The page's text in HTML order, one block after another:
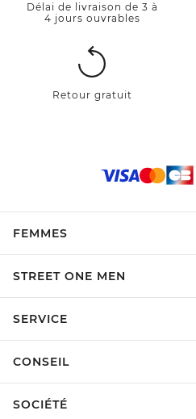
Délai de livraison de 3 à
4 jours ouvrables
Retour gratuit
FEMMES
STREET ONE MEN
SERVICE
CONSEIL
SOCIÉTÉ